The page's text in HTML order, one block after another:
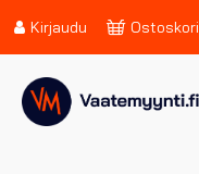
Kirjaudu Ostoskori